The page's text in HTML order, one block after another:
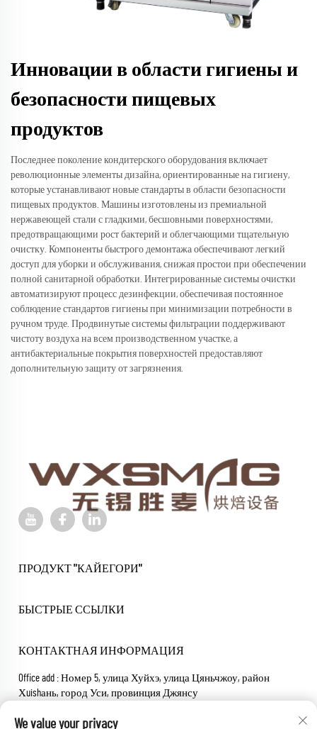
Инновации в области гигиены и
безопасности пищевых
продуктов
Последнее поколение кондитерского оборудования включает
революционные элементы дизайна, ориентированные на гигиену,
которые устанавливают новые стандарты в области безопасности
пищевых продуктов. Машины изготовлены из премиальной
нержавеющей стали с гладкими, бесшовными поверхностями,
предотвращающими рост бактерий и облегчающими тщательную
очистку. Компоненты быстрого демонтажа обеспечивают легкий
доступ для уборки и обслуживания, снижая простои при обеспечении
полной санитарной обработки. Интегрированные системы очистки
автоматизируют процесс дезинфекции, обеспечивая постоянное
соблюдение стандартов гигиены при минимизации потребности в
ручном труде. Продвинутые системы фильтрации поддерживают
чистоту воздуха на всем производственном участке, а
антибактериальные покрытия поверхностей предоставляют
дополнительную защиту от загрязнения.
ПРОДУКТ "КАЙЕГОРИ"
БЫСТРЫЕ ССЫЛКИ
КОНТАКТНАЯ ИНФОРМАЦИЯ
Office add : Номер 5, улица Хуйхэ, улица Цяньчжоу, район
Хuishань, город Уси, провинция Джянсу
Телефон:+86-18652826331
We value your privacy